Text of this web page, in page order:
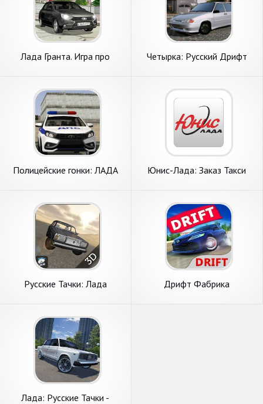
Лада Гранта. Игра про
Четырка: Русский Дрифт
Полицейские гонки: ЛАДА
Юнис-Лада: Заказ Такси
Русские Тачки: Лада Дрифт Фабрика
Лада: Русские Тачки -